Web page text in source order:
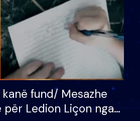
fund/ Mesazhe
për Ledion Liçon nga